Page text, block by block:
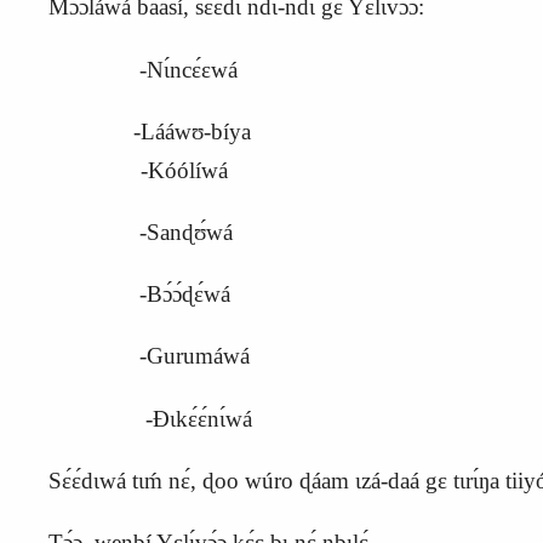
Mɔ́ɔ́láwá baasí, sɛ́ɛ́dɩ ndɩ-ndɩ gɛ Yɛlɩ́vɔ́ɔ:
-Nɩ́ncɛ́ɛwá
-Lááwʊ-bíya
-Kóólíwá
-Sanɖʊ́wá
-Bɔ́ɔ́ɖɛ́wá
-Gurumáwá
-Ɖɩkɛ́ɛ́nɩ́wá
Sɛ́ɛ́dɩwá tɩḿ nɛ́, ɖoo wúro ɖáam ɩzá-daá gɛ tɩrɩ́ŋa